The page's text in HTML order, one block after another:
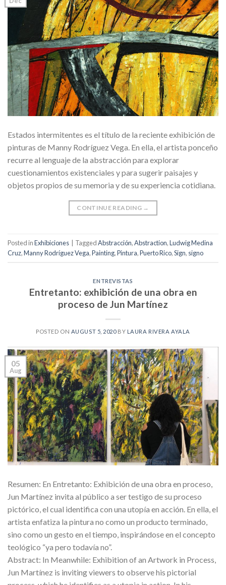
Estados intermitentes es el título de la reciente exhibición de
pinturas de Manny Rodríguez Vega. En ella, el artista ponceño
recurre al lenguaje de la abstracción para explorar
cuestionamientos existenciales y para sugerir paisajes y
objetos propios de su memoria y de su experiencia cotidiana.
CONTINUE READING →
Posted inExhibiciones TaggedAbstracción,Abstraction,Ludwig Medina
Cruz,Manny Rodríguez Vega,Painting,Pintura,Puerto Rico,Sign, signo
ENTREVISTAS
Entretanto: exhibición de una obra en
proceso de Jun Martínez
POSTED ON AUGUST 5, 2020BY LAURA RIVERA AYALA
05
Aug
Resumen: En Entretanto: Exhibición de una obra en proceso,
Jun Martínez invita al público a ser testigo de su proceso
pictórico, el cual identifica con una utopía en acción. En ella, el
artista enfatiza la pintura no como un producto terminado,
sino como un gesto en el tiempo, inspirándose en el concepto
teológico “ya pero todavía no”.
Abstract: In Meanwhile: Exhibition of an Artwork in Process,
Jun Martínez is inviting viewers to observe his pictorial